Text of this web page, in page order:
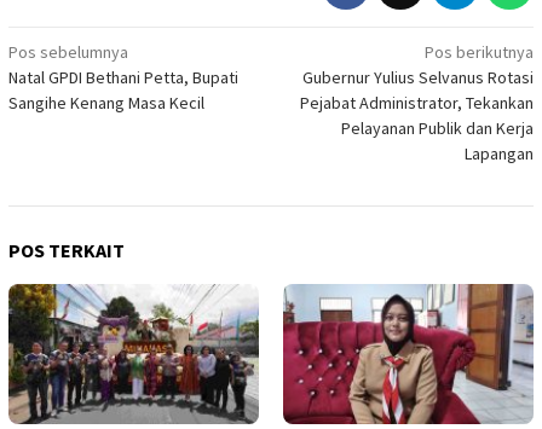
Navigasi
pos
Pos sebelumnya
Natal GPDI Bethani Petta, Bupati
Sangihe Kenang Masa Kecil
Pos berikutnya
Gubernur Yulius Selvanus Rotasi
Pejabat Administrator, Tekankan
Pelayanan Publik dan Kerja
Lapangan
POS TERKAIT